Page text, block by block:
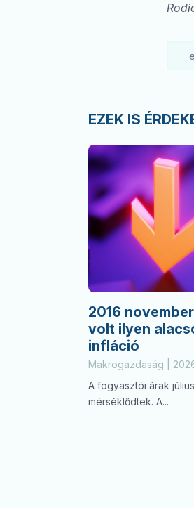
EZEK IS
2016
volt ilyen
infláció
Makrogazdaság |
A fogyasztói árak
mérséklődtek. A...